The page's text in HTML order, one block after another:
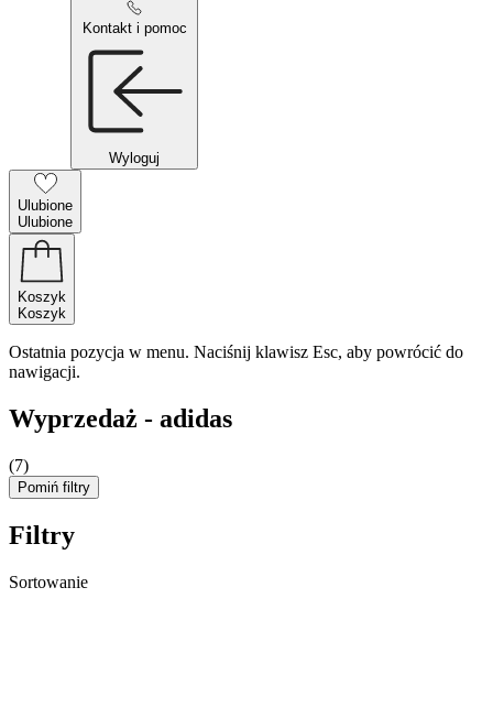
Kontakt i pomoc
Wyloguj
Ulubione
Ulubione
Koszyk
Koszyk
Ostatnia pozycja w menu. Naciśnij klawisz Esc, aby powrócić do
nawigacji.
Wyprzedaż - adidas
(7)
Pomiń filtry
Filtry
Sortowanie